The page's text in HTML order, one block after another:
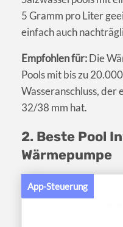
5 Gramm pro Liter
einfach auch
Empfohlen für:Die
Pools mit bis zu
Wasseranschluss, der
32/38 mm hat.
2. Beste Pool
Wärmepumpe
App-Steuerung